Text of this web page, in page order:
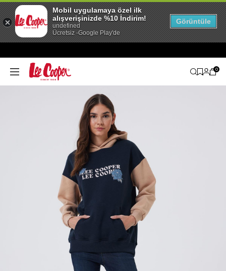
0
Mobil uygulamaya özel ilk
alışverişinizde %10 İndirim!
undefined
Ücretsiz -Google Play'de
Görüntüle